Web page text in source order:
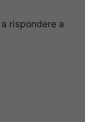
rispondere a